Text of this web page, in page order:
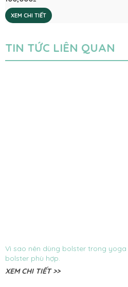
XEM CHI TIẾT
TIN TỨC LIÊN QUAN
Vì sao nên dùng bolster trong yoga
bolster phù hợp.
XEM CHI TIẾT >>